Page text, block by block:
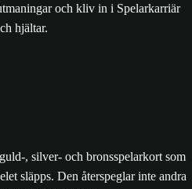
och kliv in i Spelarkarriär
hjältar.
, silver- och bronsspelarkort som
släpps. Den återspeglar inte andra